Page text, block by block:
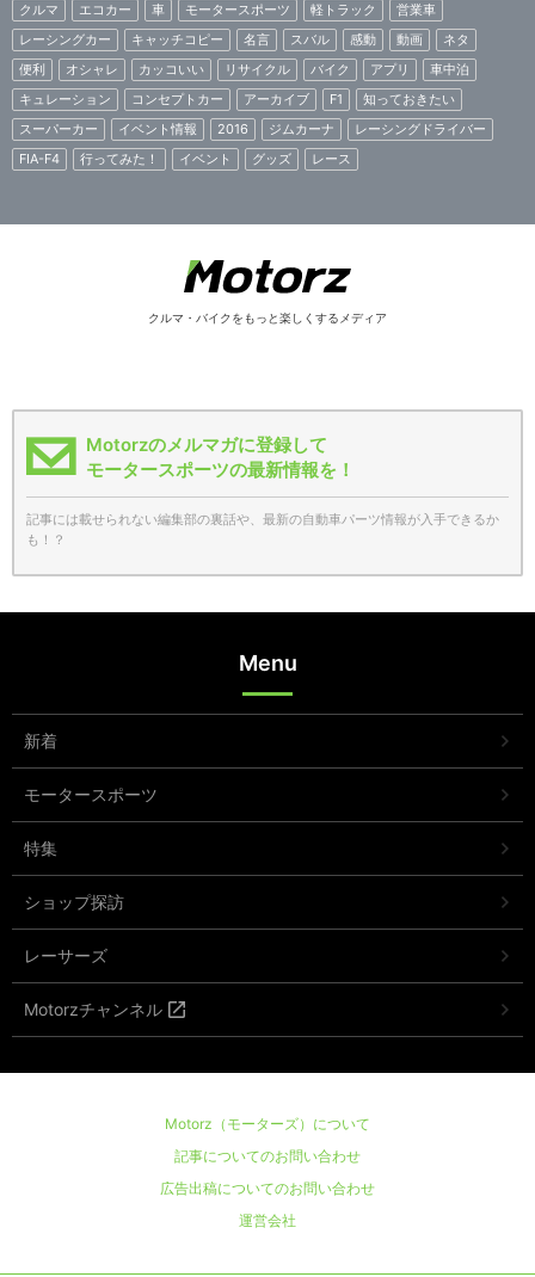
クルマ エコカー 車 モータースポーツ 軽トラック
営業車
レーシングカー
キャッチコピー 名言 スバル 感動 動画
ネタ
便利
オシャレ カッコいい リサイクル バイク アプリ
車中泊
キュレーション
コンセプトカー アーカイブ F1
知っておきたい
スーパーカー
イベント情報 2016 ジムカーナ
レーシングドライバー
FIA-F4
行ってみた！ イベント グッズ レース
クルマ・バイクをもっと楽しくするメディア
Motorzのメルマガに登録して
モータースポーツの最新情報を！
記事には載せられない編集部の裏話や、最新の自動車パーツ情報が入手できるか
も！？
Menu
新着
モータースポーツ
特集
ショップ探訪
レーサーズ
Motorzチャンネル
Motorz（モーターズ）について
記事についてのお問い合わせ
広告出稿についてのお問い合わせ
運営会社